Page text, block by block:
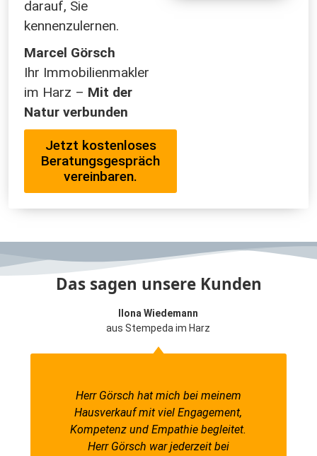
darauf, Sie
kennenzulernen.
Marcel Görsch
Ihr Immobilienmakler
im Harz – Mit der
Natur verbunden
Jetzt kostenloses
Beratungsgespräch
vereinbaren.
Das sagen unsere Kunden
Herr Görsch hat mich bei meinem
Hausverkauf mit viel Engagement,
Kompetenz und Empathie begleitet.
Herr Görsch war jederzeit bei
Ilona Wiedemann
aus Stempeda im Harz